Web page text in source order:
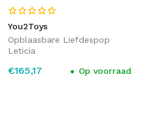
You2Toys
Opblaasbare Liefdespop
Leticia
€165,17 Op voorraad